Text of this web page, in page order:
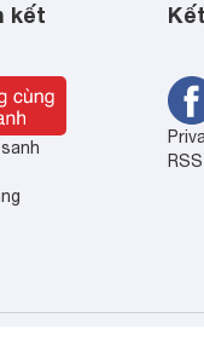
kết
RSS